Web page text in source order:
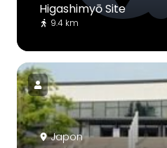
Higashimyō Site
9.4 km
Japon